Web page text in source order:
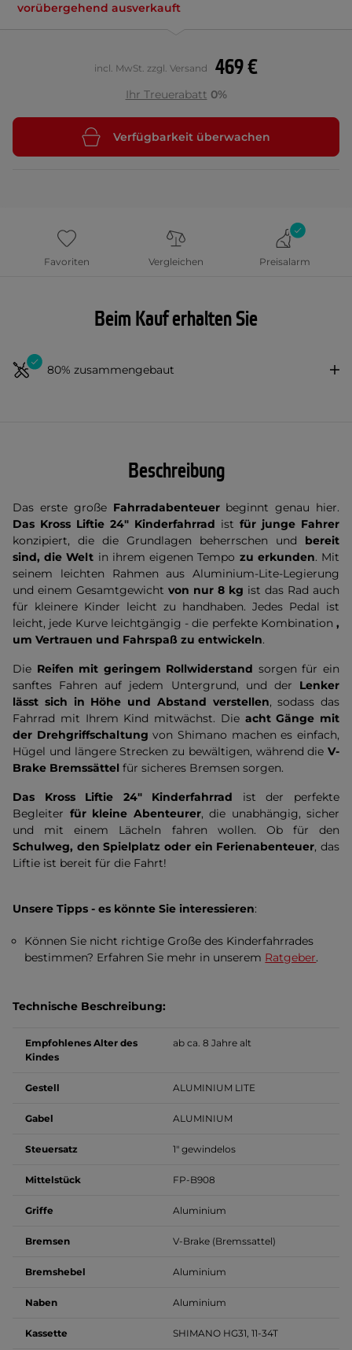
vorübergehend ausverkauft
469 €
incl. MwSt. zzgl. Versand
Ihr Treuerabatt 0%
Verfügbarkeit überwachen
Favoriten Vergleichen Preisalarm
Beim Kauf erhalten Sie
80% zusammengebaut
Beschreibung
Das erste große Fahrradabenteuerbeginnt genau hier.
Das Kross Liftie 24" Kinderfahrrad ist für junge Fahrer
konzipiert, die die Grundlagen beherrschen und bereit
sind, die Welt in ihrem eigenen Tempo zu erkunden. Mit
seinem leichten Rahmen aus Aluminium-Lite-Legierung
und einem Gesamtgewicht von nur 8 kg ist das Rad auch
für kleinere Kinder leicht zu handhaben. Jedes Pedal ist
leicht, jede Kurve leichtgängig - die perfekte Kombination ,
um Vertrauen und Fahrspaß zu entwickeln.
Die Reifen mit geringem Rollwiderstand sorgen für ein
sanftes Fahren auf jedem Untergrund, und der Lenker
lässt sich in Höhe und Abstand verstellen, sodass das
Fahrrad mit Ihrem Kind mitwächst. Die acht Gänge mit
der Drehgriffschaltungvon Shimano machen es einfach,
Hügel und längere Strecken zu bewältigen, während die V-
Brake Bremssättel für sicheres Bremsen sorgen.
Das Kross Liftie 24" Kinderfahrrad ist der perfekte
Begleiter für kleine Abenteurer, die unabhängig, sicher
und mit einem Lächeln fahren wollen. Ob für den
Schulweg, den Spielplatz oder ein Ferienabenteuer, das
Liftie ist bereit für die Fahrt!
Unsere Tipps - es könnte Sie interessieren:
Können Sie nicht richtige Große des Kinderfahrrades
bestimmen? Erfahren Sie mehr in unserem Ratgeber.
Technische Beschreibung:
Empfohlenes Alter des
Kindes
ab ca. 8 Jahre alt
Gestell ALUMINIUM LITE
Gabel ALUMINIUM
Steuersatz 1" gewindelos
Mittelstück FP-B908
Griffe Aluminium
Bremsen V-Brake (Bremssattel)
Bremshebel Aluminium
Naben Aluminium
Kassette SHIMANO HG31, 11-34T